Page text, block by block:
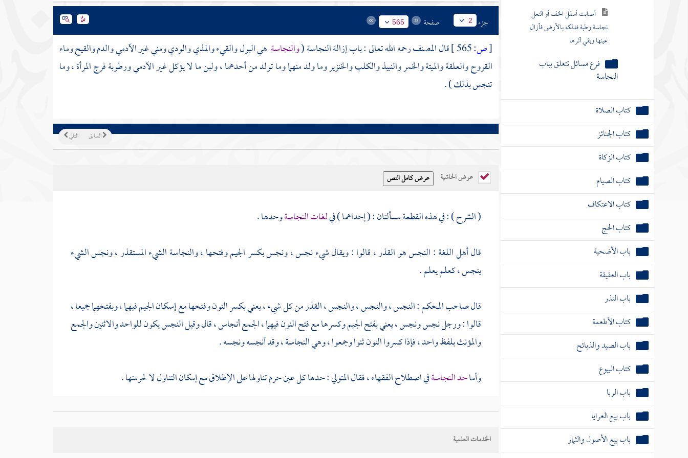
أصابت أسفل الخف أو النعل
نجاسة رطبة فدلكه بالأرض فأزال
عينها وبقي أثرها
فرع مسائل تتعلق بباب
النجاسة
كتاب الصلاة
كتاب الجنائز
كتاب الزكاة
كتاب الصيام
كتاب الاعتكاف
كتاب الحج
باب الأضحية
باب العقيقة
باب النذر
كتاب الأطعمة
باب الصيد والذبائح
كتاب البيوع
باب الربا
باب بيع العرايا
باب بيع الأصول والثمار
جزء 2 صفحة 565
[ص: قالالمصنفرحمه الله تعالى : باب إزالة النجاسة (والنجاسة هي البول والقيء والمذي والودي ومني غير الآدمي والدم والقيح وماء
القروح والعلقة والميتة والخمر والنبيذ والكلب والخنزير وما ولد منهما وما تولد من أحدهما ، ولبن ما لا يؤكل غير الآدمي ورطوبة فرج المرأة ، وما
تنجس بذلك ) .
التالي السابق
عرض الحاشية
( الشرح ) : في هذه القطعة مسألتان : ( إحداهما ) فيلغات النجاسةوحدها .
قال أهل اللغة : النجس هو القذر ، قالوا : ويقال شيء نجس ، ونجس بكسر الجيم وفتحها ، والنجاسة الشيء المستقذر ، ونجس الشيء
ينجس ، كعلم يعلم .
قال صاحب المحكم : النجس ، والنجس ، والنجس ، القذر من كل شيء ، يعني بكسر النون وفتحها مع إسكان الجيم فيهما ، وبفتحهما جميعا ،
قالوا : ورجل نجس ونجس ، يعني بفتح الجيم وكسرها مع فتح النون فيهما ، الجمع أنجاس ، قال وقيل النجس يكون للواحد والاثنين والجمع
والمؤنث بلفظ واحد ، فإذا كسروا النون ثنوا وجمعوا ، وهي النجاسة ، وقد أنجسه ونجسه .
وأماحد النجاسةفي اصطلاح الفقهاء ، فقالالمتولي: حدها كل عين حرم تناولها على الإطلاق مع إمكان التناول لا لحرمتها .
قال : وقولنا : على الإطلاق احتراز من السموم التي هي نبات ، فإنها لا يحرم تناولها على الإطلاق ، بل يباح القليل منها وإنما يحرم الكثير الذي
فيه ضرر .
الخدمات العلمية